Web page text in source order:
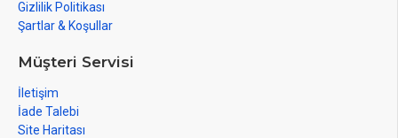
Gizlilik Politikası
Şartlar & Koşullar
Müşteri Servisi
İletişim
İade Talebi
Site Haritası